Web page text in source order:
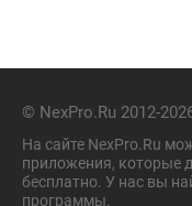
© NexPro.Ru 2012-
На сайте NexPro.Ru
приложения, которые
бесплатно. У нас вы
программы.